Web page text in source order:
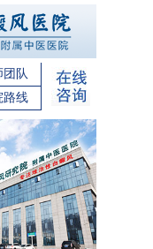
团队
路线